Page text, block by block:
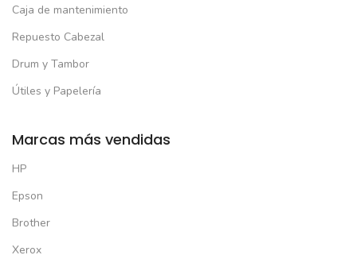
Caja de mantenimiento
Repuesto Cabezal
Drum y Tambor
Útiles y Papelería
Marcas más vendidas
HP
Epson
Brother
Xerox